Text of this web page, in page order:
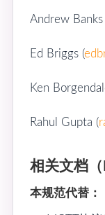
Andrew Banks
Ed Briggs (
Ken
Rahul Gupta (
相关文档
本规范代替：